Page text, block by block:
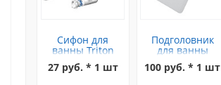
Сифон для
ванны Triton
(цепочка)
27 руб. * 1 шт
Подголовник
для ванны
Besco Modern
100 руб. * 1 шт